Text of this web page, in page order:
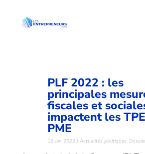
PLF 2022 : les
principales
fiscales et
impactent les
PME
18 Jan 2022 |Actualités politiques,